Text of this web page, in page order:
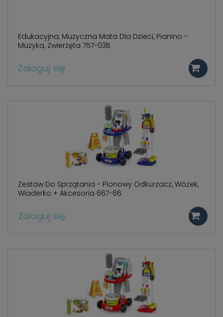
Edukacyjna, Muzyczna Mata Dla Dzieci, Pianino -
Muzyka, Zwierzęta 757-03B
Zaloguj się
Zestaw Do Sprzątania - Pionowy Odkurzacz, Wózek,
Wiaderko + Akcesoria 667-66
Zaloguj się